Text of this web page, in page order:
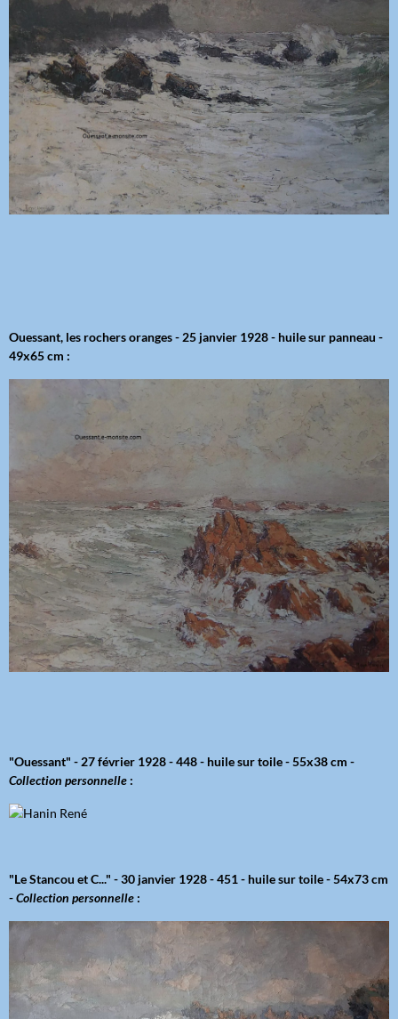
Ouessant, les rochers oranges - 25 janvier 1928 - huile sur panneau -
49x65 cm :
"Ouessant" - 27 février 1928 - 448 - huile sur toile - 55x38 cm -
Collection personnelle :
"Le Stancou et C..." - 30 janvier 1928 - 451 - huile sur toile - 54x73 cm
-Collection personnelle :